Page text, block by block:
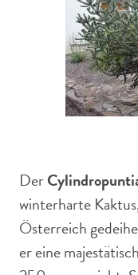
Der
winterharte
Österreich
er eine